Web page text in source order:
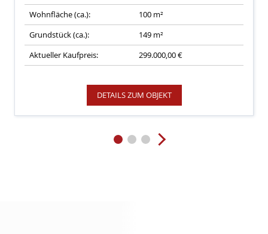
Wohnfläche (ca.):
100 m²
Grundstück (ca.):
149 m²
Aktueller Kaufpreis:
299.000,00 €
DETAILS ZUM OBJEKT